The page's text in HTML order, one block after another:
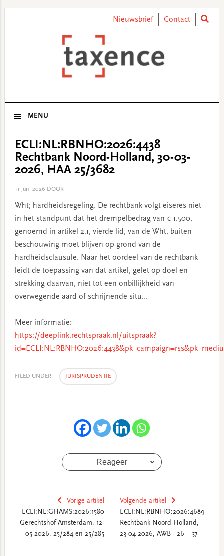
Nieuwsbrief Contact
MENU
ECLI:NL:RBNHO:2026:4438
Rechtbank Noord-Holland, 30-03-
2026, HAA 25/3682
11 juni 2026 DOOR
Wht; hardheidsregeling. De rechtbank volgt eiseres niet
in het standpunt dat het drempelbedrag van € 1.500,
genoemd in artikel 2.1, vierde lid, van de Wht, buiten
beschouwing moet blijven op grond van de
hardheidsclausule. Naar het oordeel van de rechtbank
leidt de toepassing van dat artikel, gelet op doel en
strekking daarvan, niet tot een onbillijkheid van
overwegende aard of schrijnende situ…
Meer informatie:
https://deeplink.rechtspraak.nl/uitspraak?
FILED UNDER: JURISPRUDENTIE
Reageer
Vorige artikel
ECLI:NL:GHAMS:2026:1580
Gerechtshof Amsterdam, 12-
05-2026, 25/284 en 25/285
Volgende artikel
ECLI:NL:RBNHO:2026:4689
Rechtbank Noord-Holland,
23-04-2026, AWB - 26 _ 37